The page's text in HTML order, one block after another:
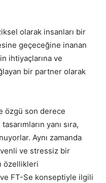
olarak insanları bir
geçeceğine inanan
ihtiyaçlarına ve
bir partner olarak
özgü son derece
yanı sıra,
Aynı zamanda
ve stressiz bir
özellikleri
FT-Se konseptiyle ilgili